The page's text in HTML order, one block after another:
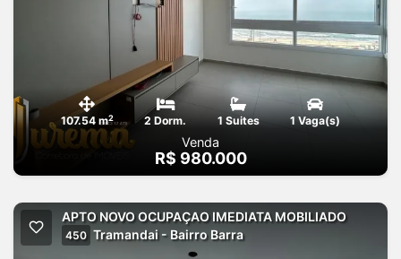
107.54 m2 2 Dorm. 1 Suites 1 Vaga(s)
Venda
R$ 980.000
APTO NOVO OCUPAÇAO IMEDIATA MOBILIADO
450 Tramandai - Bairro Barra